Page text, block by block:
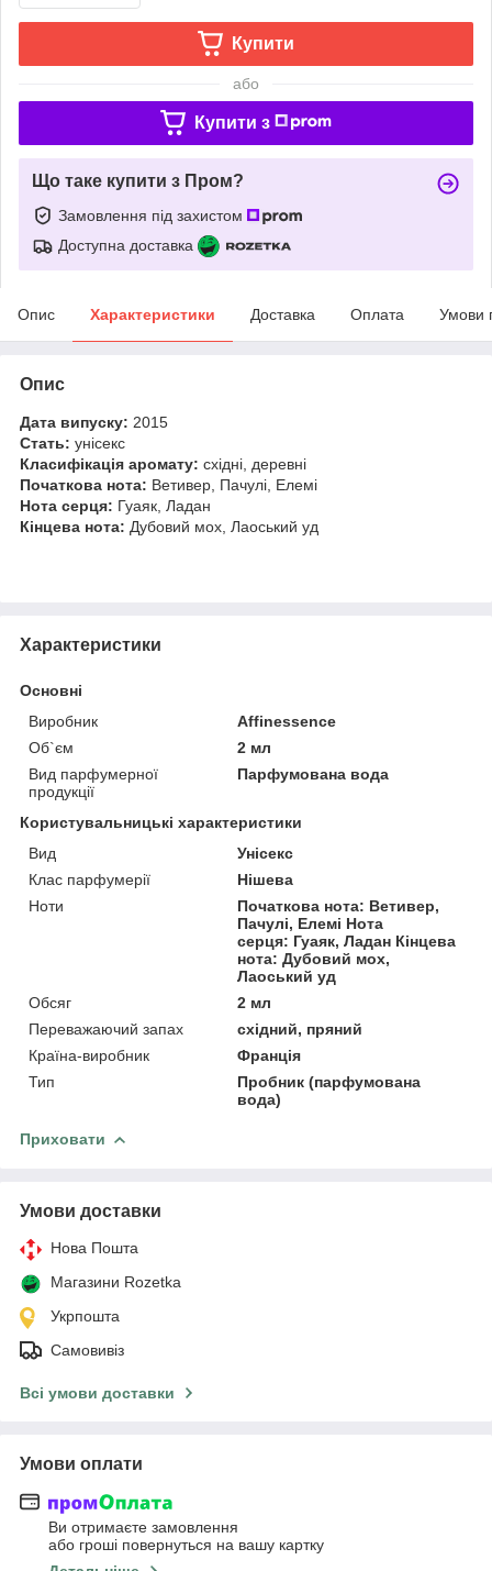
Купити
або
Купити з
Що таке купити з Пром?
Замовлення під захистом
Доступна доставка
Опис Характеристики Доставка Оплата Умови
Опис
Дата випуску: 2015
Стать: унісекс
Класифікація аромату: східні, деревні
Початкова нота: Ветивер, Пачулі, Елемі
Нота серця: Гуаяк, Ладан
Кінцева нота: Дубовий мох, Лаоський уд
Характеристики
Основні
Виробник
Affinessence
Об`єм
2 мл
Вид парфумерної
продукції
Парфумована вода
Користувальницькі характеристики
Вид
Унісекс
Клас парфумерії
Нішева
Ноти
Початкова нота: Ветивер,
Пачулі, Елемі Нота
серця: Гуаяк, Ладан Кінцева
нота: Дубовий мох,
Лаоський уд
Обсяг
2 мл
Переважаючий запах
східний, пряний
Країна-виробник
Франція
Тип
Пробник (парфумована
вода)
Приховати
Умови доставки
Нова Пошта
Магазини Rozetka
Укрпошта
Самовивіз
Всі умови доставки
Умови оплати
Ви отримаєте замовлення
або гроші повернуться на вашу картку